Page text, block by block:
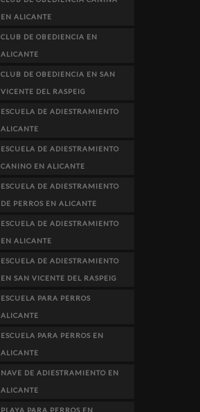
EN ALICANTE
CLUB DE OBEDIENCIA EN
ALICANTE
CLUB DE OBEDIENCIA EN SAN
VICENTE DEL RASPEIG
ESCUELA DE ADIESTRAMIENTO
ALICANTE
ESCUELA DE ADIESTRAMIENTO
CANINO EN ALICANTE
ESCUELA DE ADIESTRAMIENTO
DE PERROS EN ALICANTE
ESCUELA DE ADIESTRAMIENTO
EN ALICANTE
ESCUELA DE ADIESTRAMIENTO
EN SAN VICENTE DEL RASPEIG
ESCUELA PARA PERROS
ALICANTE
ESCUELA PARA PERROS EN
ALICANTE
NAVE DE ADIESTRAMIENTO EN
ALICANTE
PLAYA PARA PERROS EN